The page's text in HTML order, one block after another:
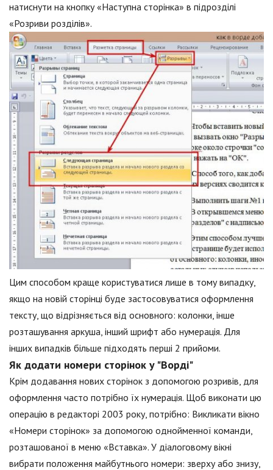
натиснути на кнопку «Наступна сторінка» в підрозділі
«Розриви розділів».
Цим способом краще користуватися лише в тому випадку,
якщо на новій сторінці буде застосовуватися оформлення
тексту, що відрізняється від основного: колонки, інше
розташування аркуша, інший шрифт або нумерація. Для
інших випадків більше підходять перші 2 прийоми.
Як додати номери сторінок у "Ворді"
Крім додавання нових сторінок з допомогою розривів, для
оформлення часто потрібно їх нумерація. Щоб виконати цю
операцію в редакторі 2003 року, потрібно: Викликати вікно
«Номери сторінок» за допомогою однойменної команди,
розташованої в меню «Вставка». У діалоговому вікні
вибрати положення майбутнього номери: зверху або знизу,